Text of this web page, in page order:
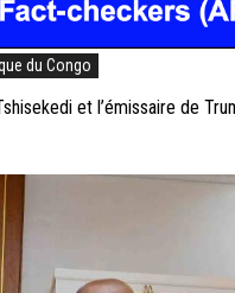
du Congo
et l’émissaire de